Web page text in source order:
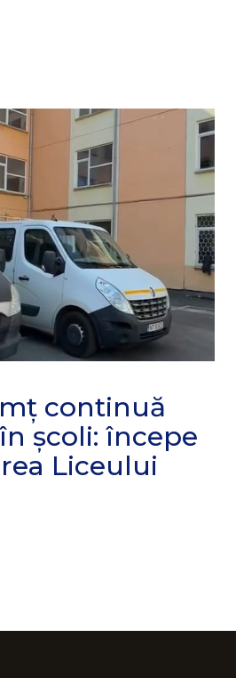
continuă
școli: începe
Liceului